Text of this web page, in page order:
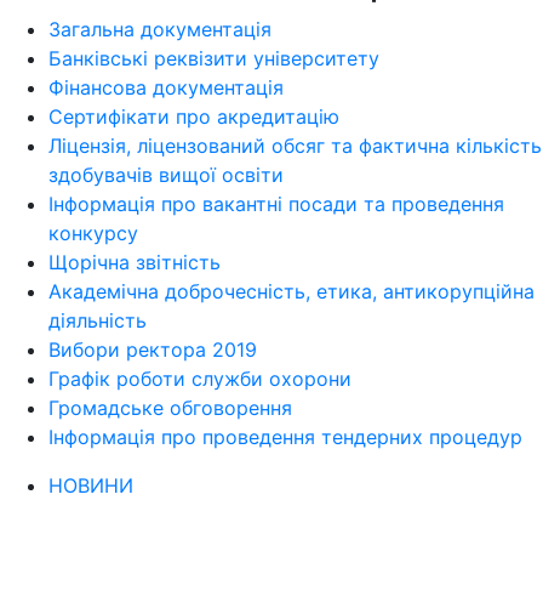
Загальна документація
Банківські реквізити університету
Фінансова документація
Сертифікати про акредитацію
Ліцензія, ліцензований обсяг та фактична кількість
здобувачів вищої освіти
Інформація про вакантні посади та проведення
конкурсу
Щорічна звітність
Академічна доброчесність, етика, антикорупційна
діяльність
Вибори ректора 2019
Графік роботи служби охорони
Громадське обговорення
Інформація про проведення тендерних процедур
НОВИНИ